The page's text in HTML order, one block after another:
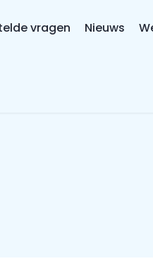
vragen Nieuws